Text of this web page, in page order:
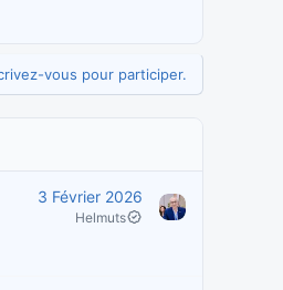
vous pour participer.
3 Février 2026
Helmuts